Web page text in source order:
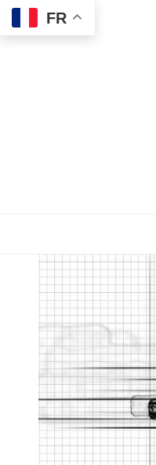
FR